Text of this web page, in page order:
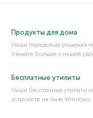
Перехват TCP/IP
Перехват функции
Плагин
ПО с открытым
Продукты для дома
Наши передовые решения
Узнайте больше о нашей
Бесплатные утилиты
Наши бесплатные утилиты
устройств на базе